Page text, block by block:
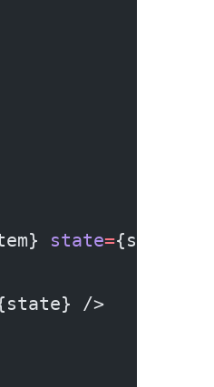
state={state} />
/>